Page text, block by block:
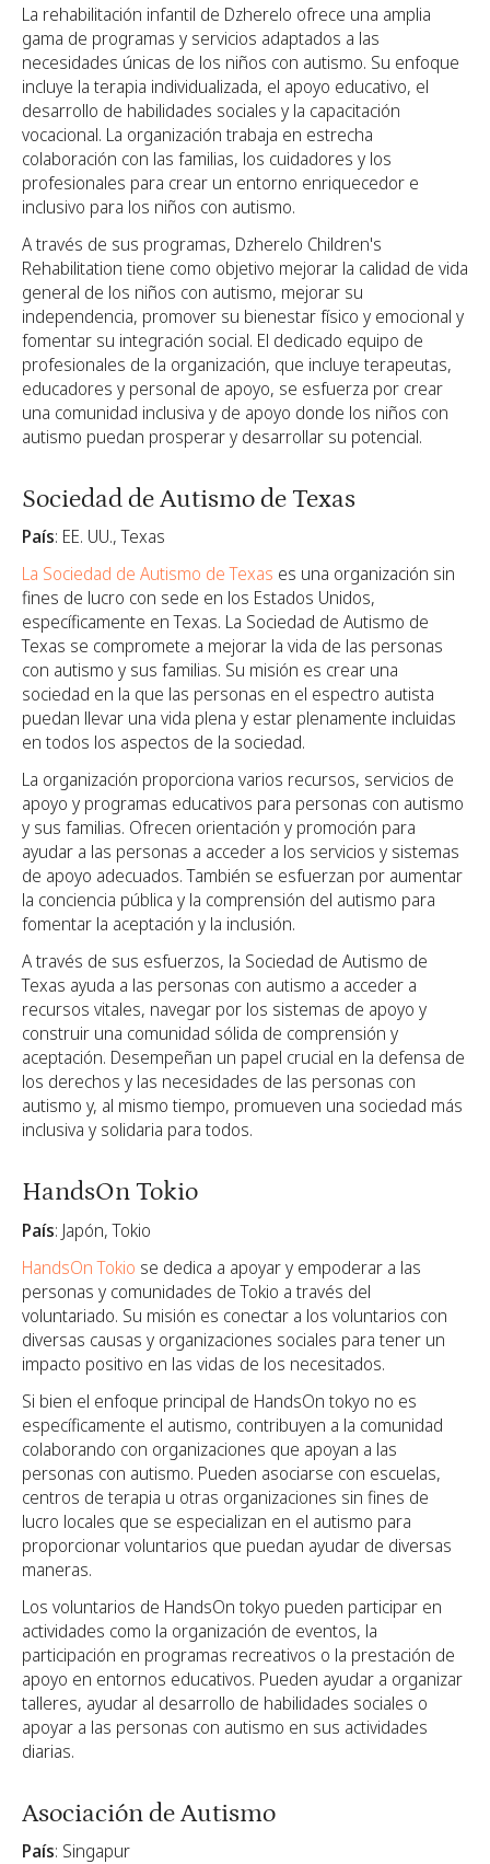
La rehabilitación infantil de Dzherelo ofrece una amplia
gama de programas y servicios adaptados a las
necesidades únicas de los niños con autismo. Su enfoque
incluye la terapia individualizada, el apoyo educativo, el
desarrollo de habilidades sociales y la capacitación
vocacional. La organización trabaja en estrecha
colaboración con las familias, los cuidadores y los
profesionales para crear un entorno enriquecedor e
inclusivo para los niños con autismo.
A través de sus programas, Dzherelo Children's
Rehabilitation tiene como objetivo mejorar la calidad de vida
general de los niños con autismo, mejorar su
independencia, promover su bienestar físico y emocional y
fomentar su integración social. El dedicado equipo de
profesionales de la organización, que incluye terapeutas,
educadores y personal de apoyo, se esfuerza por crear
una comunidad inclusiva y de apoyo donde los niños con
autismo puedan prosperar y desarrollar su potencial.
Sociedad de Autismo de Texas
País: EE. UU., Texas
La Sociedad de Autismo de Texas es una organización sin
fines de lucro con sede en los Estados Unidos,
específicamente en Texas. La Sociedad de Autismo de
Texas se compromete a mejorar la vida de las personas
con autismo y sus familias. Su misión es crear una
sociedad en la que las personas en el espectro autista
puedan llevar una vida plena y estar plenamente incluidas
en todos los aspectos de la sociedad.
La organización proporciona varios recursos, servicios de
apoyo y programas educativos para personas con autismo
y sus familias. Ofrecen orientación y promoción para
ayudar a las personas a acceder a los servicios y sistemas
de apoyo adecuados. También se esfuerzan por aumentar
la conciencia pública y la comprensión del autismo para
fomentar la aceptación y la inclusión.
A través de sus esfuerzos, la Sociedad de Autismo de
Texas ayuda a las personas con autismo a acceder a
recursos vitales, navegar por los sistemas de apoyo y
construir una comunidad sólida de comprensión y
aceptación. Desempeñan un papel crucial en la defensa de
los derechos y las necesidades de las personas con
autismo y, al mismo tiempo, promueven una sociedad más
inclusiva y solidaria para todos.
HandsOn Tokio
País: Japón, Tokio
HandsOn Tokio se dedica a apoyar y empoderar a las
personas y comunidades de Tokio a través del
voluntariado. Su misión es conectar a los voluntarios con
diversas causas y organizaciones sociales para tener un
impacto positivo en las vidas de los necesitados.
Si bien el enfoque principal de HandsOn tokyo no es
específicamente el autismo, contribuyen a la comunidad
colaborando con organizaciones que apoyan a las
personas con autismo. Pueden asociarse con escuelas,
centros de terapia u otras organizaciones sin fines de
lucro locales que se especializan en el autismo para
proporcionar voluntarios que puedan ayudar de diversas
maneras.
Los voluntarios de HandsOn tokyo pueden participar en
actividades como la organización de eventos, la
participación en programas recreativos o la prestación de
apoyo en entornos educativos. Pueden ayudar a organizar
talleres, ayudar al desarrollo de habilidades sociales o
apoyar a las personas con autismo en sus actividades
diarias.
Asociación de Autismo
País: Singapur